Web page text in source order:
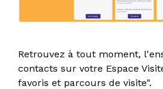
Retrouvez à tout moment,
contacts sur votre Espace
favoris et parcours de visite".